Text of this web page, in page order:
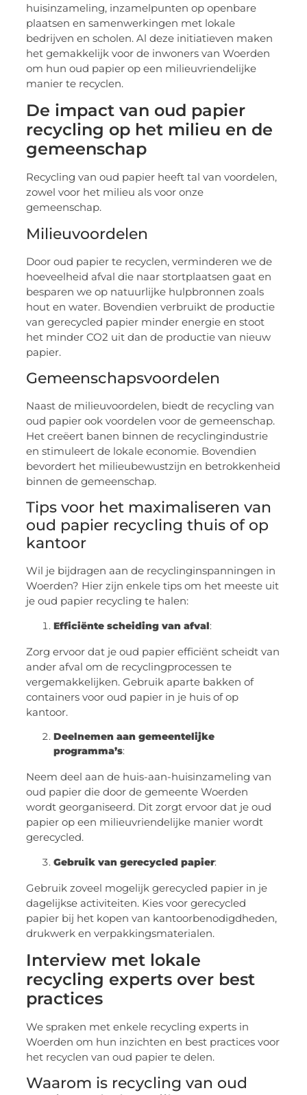
huisinzameling, inzamelpunten op openbare
plaatsen en samenwerkingen met lokale
bedrijven en scholen. Al deze initiatieven maken
het gemakkelijk voor de inwoners van Woerden
om hun oud papier op een milieuvriendelijke
manier te recyclen.
De impact van oud papier
recycling op het milieu en de
gemeenschap
Recycling van oud papier heeft tal van voordelen,
zowel voor het milieu als voor onze
gemeenschap.
Milieuvoordelen
Door oud papier te recyclen, verminderen we de
hoeveelheid afval die naar stortplaatsen gaat en
besparen we op natuurlijke hulpbronnen zoals
hout en water. Bovendien verbruikt de productie
van gerecycled papier minder energie en stoot
het minder CO2 uit dan de productie van nieuw
papier.
Gemeenschapsvoordelen
Naast de milieuvoordelen, biedt de recycling van
oud papier ook voordelen voor de gemeenschap.
Het creëert banen binnen de recyclingindustrie
en stimuleert de lokale economie. Bovendien
bevordert het milieubewustzijn en betrokkenheid
binnen de gemeenschap.
Tips voor het maximaliseren van
oud papier recycling thuis of op
kantoor
Wil je bijdragen aan de recyclinginspanningen in
Woerden? Hier zijn enkele tips om het meeste uit
je oud papier recycling te halen:
Efficiënte scheiding van afval:
Zorg ervoor dat je oud papier efficiënt scheidt van
ander afval om de recyclingprocessen te
vergemakkelijken. Gebruik aparte bakken of
containers voor oud papier in je huis of op
kantoor.
Deelnemen aan gemeentelijke
programma’s:
Neem deel aan de huis-aan-huisinzameling van
oud papier die door de gemeente Woerden
wordt georganiseerd. Dit zorgt ervoor dat je oud
papier op een milieuvriendelijke manier wordt
gerecycled.
Gebruik van gerecycled papier:
Gebruik zoveel mogelijk gerecycled papier in je
dagelijkse activiteiten. Kies voor gerecycled
papier bij het kopen van kantoorbenodigdheden,
drukwerk en verpakkingsmaterialen.
Interview met lokale
recycling experts over best
practices
We spraken met enkele recycling experts in
Woerden om hun inzichten en best practices voor
het recyclen van oud papier te delen.
Waarom is recycling van oud